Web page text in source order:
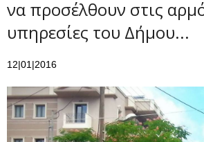
να προσέλθουν στις
υπηρεσίες του Δήμου...
12|01|2016